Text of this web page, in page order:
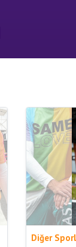
Diğer